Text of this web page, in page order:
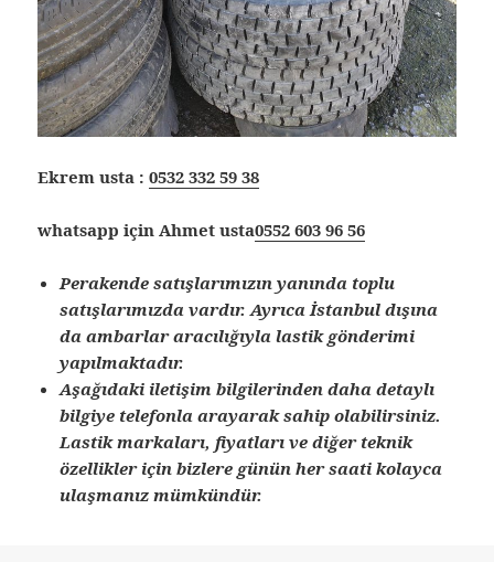
Ekrem usta :0532 332 59 38
whatsapp için Ahmet usta0552 603 96 56
Perakende satışlarımızın yanında toplu
satışlarımızda vardır. Ayrıca İstanbul dışına
da ambarlar aracılığıyla lastik gönderimi
yapılmaktadır.
Aşağıdaki iletişim bilgilerinden daha detaylı
bilgiye telefonla arayarak sahip olabilirsiniz.
Lastik markaları, fiyatları ve diğer teknik
özellikler için bizlere günün her saati kolayca
ulaşmanız mümkündür.